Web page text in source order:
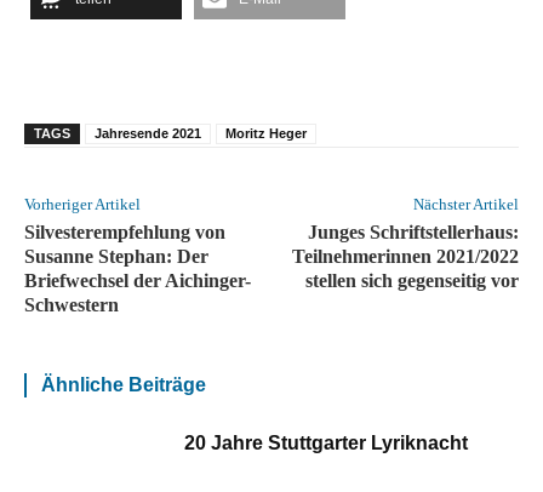
TAGS Jahresende 2021 Moritz Heger
Vorheriger Artikel
Silvesterempfehlung von
Susanne Stephan: Der
Briefwechsel der Aichinger-
Schwestern
Nächster Artikel
Junges Schriftstellerhaus:
Teilnehmerinnen 2021/2022
stellen sich gegenseitig vor
Ähnliche Beiträge
20 Jahre Stuttgarter Lyriknacht